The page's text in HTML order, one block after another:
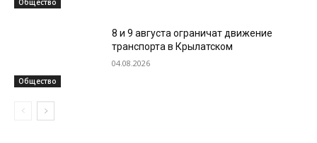
Общество
Общество
8 и 9 августа ограничат движение
транспорта в Крылатском
04.08.2026